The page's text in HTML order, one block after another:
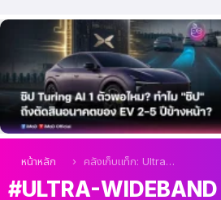
ล่าสุด
คุณอยู่ที่นี่:
หน้าหลัก คลังเก็บแท็ก: Ultra-wideband
ULTRA-WIDEBAND